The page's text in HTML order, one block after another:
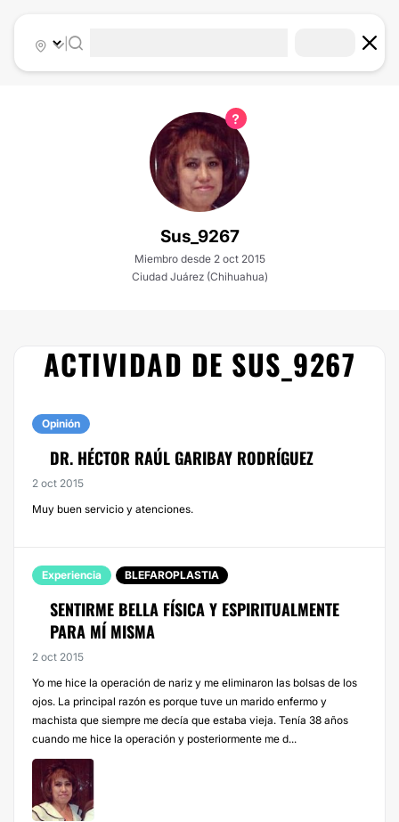
|
Sus_9267
Miembro desde 2 oct 2015
Ciudad Juárez (Chihuahua)
ACTIVIDAD DE SUS_9267
Opinión
DR. HÉCTOR RAÚL GARIBAY RODRÍGUEZ
2 oct 2015
Muy buen servicio y atenciones.
Experiencia BLEFAROPLASTIA
SENTIRME BELLA FÍSICA Y ESPIRITUALMENTE
PARA MÍ MISMA
2 oct 2015
Yo me hice la operación de nariz y me eliminaron las bolsas de los
ojos. La principal razón es porque tuve un marido enfermo y
machista que siempre me decía que estaba vieja. Tenía 38 años
cuando me hice la operación y posteriormente me d...